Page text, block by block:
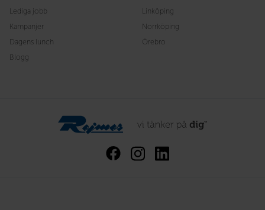
Lediga jobb
Kampanjer
Dagens lunch
Blogg
Linköping
Norrköping
Örebro